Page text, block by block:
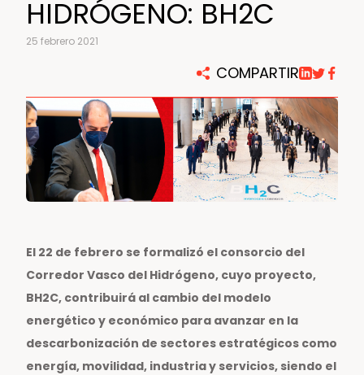
HIDRÓGENO: BH2C
25 febrero 2021
COMPARTIR
El 22 de febrero se formalizó el consorcio del
Corredor Vasco del Hidrógeno, cuyo proyecto,
BH2C, contribuirá al cambio del modelo
energético y económico para avanzar en la
descarbonización de sectores estratégicos como
energía, movilidad, industria y servicios, siendo el